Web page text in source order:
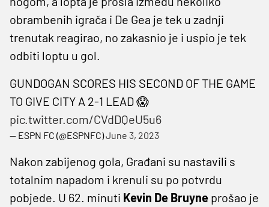
obrambenih igrača i De Gea je tek u zadnji
trenutak reagirao, no zakasnio je i uspio je tek
odbiti loptu u gol.
GUNDOGAN SCORES HIS SECOND OF THE GAME
TO GIVE CITY A 2-1 LEAD 😱
pic.twitter.com/CVdDQeU5u6
— ESPN FC (@ESPNFC)June 3, 2023
Nakon zabijenog gola, Građani su nastavili s
totalnim napadom i krenuli su po potvrdu
pobjede. U 62. minuti Kevin De Bruyne prošao je